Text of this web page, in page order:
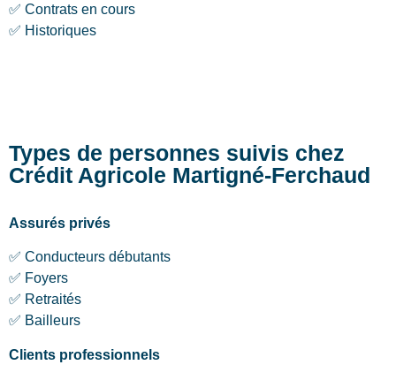
✅ Contrats en cours
✅ Historiques
Types de personnes suivis chez
Crédit Agricole Martigné-Ferchaud
Assurés privés
✅ Conducteurs débutants
✅ Foyers
✅ Retraités
✅ Bailleurs
Clients professionnels